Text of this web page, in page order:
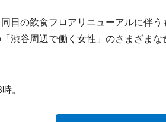
日の飲食フロアリニューアルに伴
渋谷周辺で働く女性」のさまざま
。